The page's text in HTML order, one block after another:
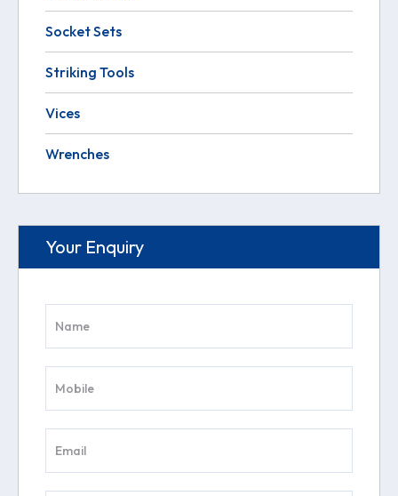
Socket Sets
Striking Tools
Vices
Wrenches
Your Enquiry